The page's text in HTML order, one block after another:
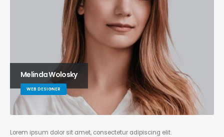
Melinda Wolosky
WEB DESIGNER
Lorem ipsum dolor sit amet, consectetur adipiscing elit.